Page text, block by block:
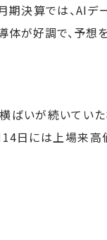
期決算では、AIデ
体が好調で、予想
ばいが続いてい
日には上場来高